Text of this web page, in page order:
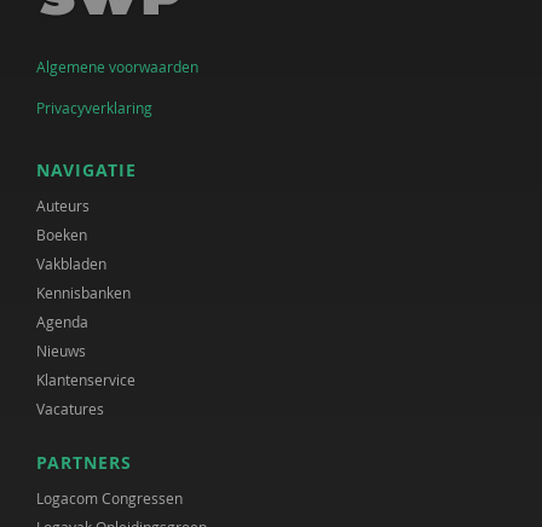
Algemene voorwaarden
Privacyverklaring
NAVIGATIE
Auteurs
Boeken
Vakbladen
Kennisbanken
Agenda
Nieuws
Klantenservice
Vacatures
PARTNERS
Logacom Congressen